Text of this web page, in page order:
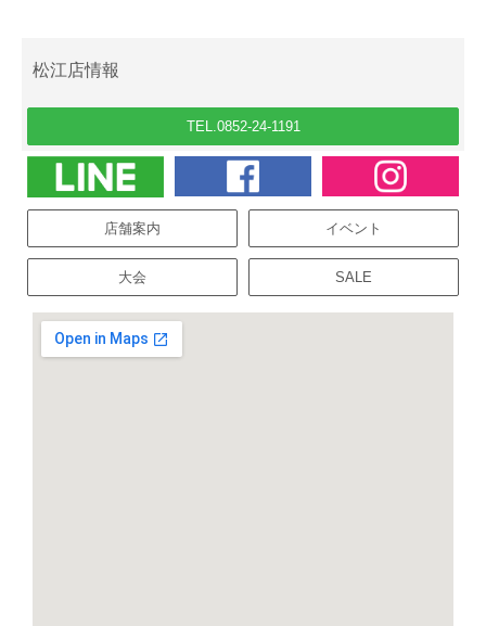
松江店情報
TEL.0852-24-1191
店舗案内 イベント
大会 SALE